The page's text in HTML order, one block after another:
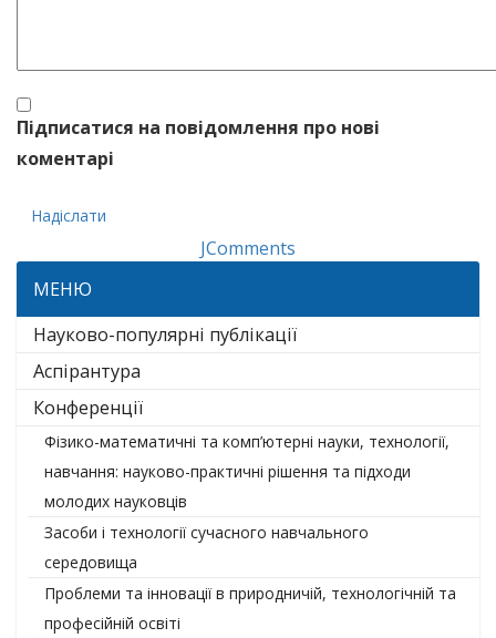
Підписатися на повідомлення про нові
коментарі
Надіслати
JComments
МЕНЮ
Науково-популярні публікації
Аспірантура
Конференції
Фізико-математичні та комп’ютерні науки, технології,
навчання: науково-практичні рішення та підходи
молодих науковців
Засоби і технології сучасного навчального
середовища
Проблеми та інновації в природничій, технологічній та
професійній освіті